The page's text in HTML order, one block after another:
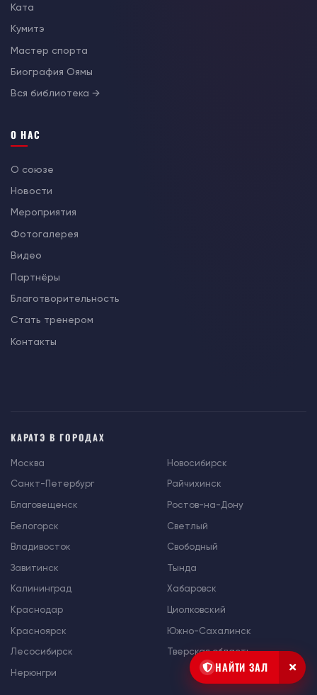
Ката
Кумитэ
Мастер спорта
Биография Оямы
Вся библиотека →
О НАС
О союзе
Новости
Мероприятия
Фотогалерея
Видео
Партнёры
Благотворительность
Стать тренером
Контакты
КАРАТЭ В ГОРОДАХ
Москва
Санкт-Петербург
Благовещенск
Белогорск
Владивосток
Завитинск
Калининград
Краснодар
Красноярск
Лесосибирск
Нерюнгри
Новосибирск
Райчихинск
Ростов-на-Дону
Светлый
Свободный
Тында
Хабаровск
Циолковский
Южно-Сахалинск
Тверская область
НАЙТИ ЗАЛ